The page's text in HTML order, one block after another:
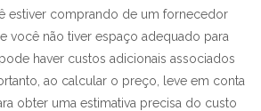
estiver comprando de um fornecedor
você não tiver espaço adequado para
haver custos adicionais associados
ao calcular o preço, leve em conta
obter uma estimativa precisa do custo